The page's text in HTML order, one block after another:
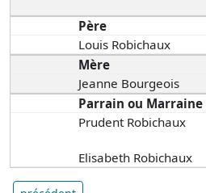
Père
Louis Robichaux
Mère
Jeanne Bourgeois
Parrain ou Marraine
Prudent Robichaux
Elisabeth Robichaux